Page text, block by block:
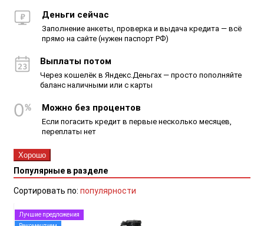
Деньги сейчас
Заполнение анкеты, проверка и выдача кредита — всё
прямо на сайте (нужен паспорт РФ)
Выплаты потом
Через кошелёк в Яндекс.Деньгах — просто пополняйте
баланс наличными или с карты
Можно без процентов
Если погасить кредит в первые несколько месяцев,
переплаты нет
Хорошо
Популярные в разделе
Сортировать по: популярности
Лучшие предложения